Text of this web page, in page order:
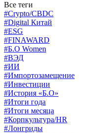
Все теги
#Crypto/CBDC
#Digital Китай
#ESG
#FINAWARD
#Б.О Women
#ВЭД
#ИИ
#Импортозамещение
#Инвестиции
#История «Б.О»
#Итоги года
#Итоги месяца
#Корпкультура/HR
#Лонгриды